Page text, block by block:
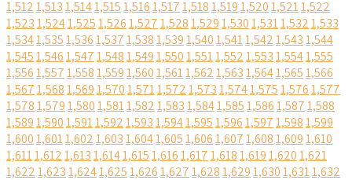
1,5121,5131,5141,5151,5161,5171,5181,5191,5201,5211,522
1,5231,5241,5251,5261,5271,5281,5291,5301,5311,5321,533
1,5341,5351,5361,5371,5381,5391,5401,5411,5421,5431,544
1,5451,5461,5471,5481,5491,5501,5511,5521,5531,5541,555
1,5561,5571,5581,5591,5601,5611,5621,5631,5641,5651,566
1,5671,5681,5691,5701,5711,5721,5731,5741,5751,5761,577
1,5781,5791,5801,5811,5821,5831,5841,5851,5861,5871,588
1,5891,5901,5911,5921,5931,5941,5951,5961,5971,5981,599
1,6001,6011,6021,6031,6041,6051,6061,6071,6081,6091,610
1,6111,6121,6131,6141,6151,6161,6171,6181,6191,6201,621
1,6221,6231,6241,6251,6261,6271,6281,6291,6301,6311,632